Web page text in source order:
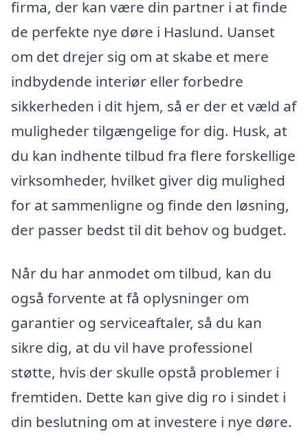
firma, der kan være din partner i at finde
de perfekte nye døre i Haslund. Uanset
om det drejer sig om at skabe et mere
indbydende interiør eller forbedre
sikkerheden i dit hjem, så er der et væld af
muligheder tilgængelige for dig. Husk, at
du kan indhente tilbud fra flere forskellige
virksomheder, hvilket giver dig mulighed
for at sammenligne og finde den løsning,
der passer bedst til dit behov og budget.
Når du har anmodet om tilbud, kan du
også forvente at få oplysninger om
garantier og serviceaftaler, så du kan
sikre dig, at du vil have professionel
støtte, hvis der skulle opstå problemer i
fremtiden. Dette kan give dig ro i sindet i
din beslutning om at investere i nye døre.